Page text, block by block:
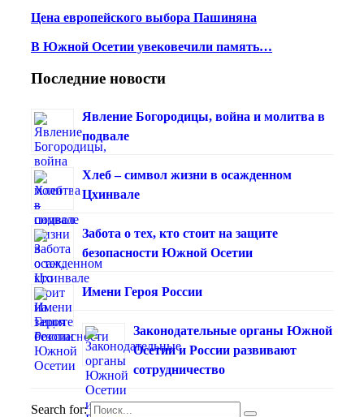
Цена европейского выбора Пашиняна
В Южной Осетии увековечили память…
Последние новости
Явление Богородицы, война и молитва в
подвале
Хлеб – символ жизни в осажденном
Цхинвале
Забота о тех, кто стоит на защите
безопасности Южной Осетии
Имени Героя России
Законодательные органы Южной
Осетии и России развивают
сотрудничество
Search for: